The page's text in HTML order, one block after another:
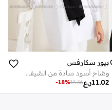
بيور سكارفس
وشاح أسود سادة من الشيفون
ر.ع11.02
13.36
-18%